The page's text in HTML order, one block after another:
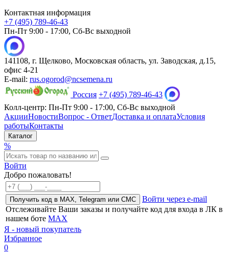
Контактная информация
+7 (495) 789-46-43
Пн-Пт 9:00 - 17:00, Сб-Вс выходной
141108, г. Щелково, Московская область, ул. Заводская, д.15,
офис 4-21
E-mail: rus.ogorod@ncsemena.ru
Россия +7 (495) 789-46-43
Колл-центр: Пн-Пт 9:00 - 17:00, Сб-Вс выходной
АкцииНовостиВопрос - ОтветДоставка и оплатаУсловия
работыКонтакты
Каталог
%
Войти
Добро пожаловать!
Получить код в MAX, Telegram или СМС
Войти через e-mail
Отслеживайте Ваши заказы и получайте код для входа в ЛК в
нашем боте MAX
Я - новый покупатель
Избранное
0